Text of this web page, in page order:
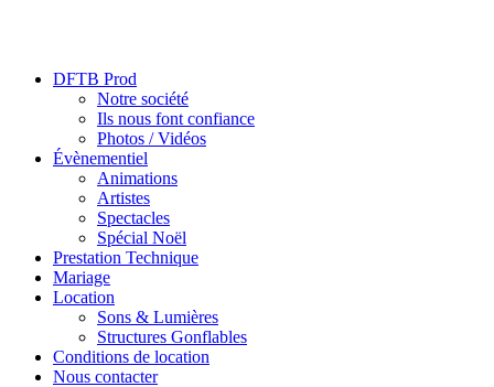
DFTB Prod
Notre société
Ils nous font confiance
Photos / Vidéos
Évènementiel
Animations
Artistes
Spectacles
Spécial Noël
Prestation Technique
Mariage
Location
Sons & Lumières
Structures Gonflables
Conditions de location
Nous contacter